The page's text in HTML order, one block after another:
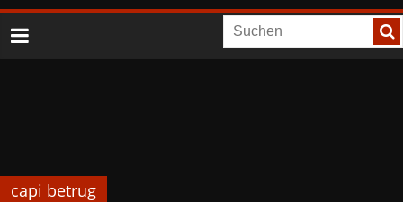
capi betrug